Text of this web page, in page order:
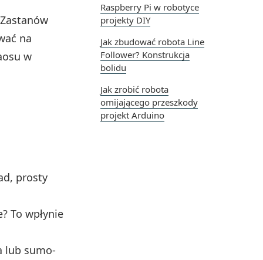
Raspberry Pi w robotyce
projekty DIY
Jak zbudować robota Line
Follower? Konstrukcja
bolidu
Jak zrobić robota
omijającego przeszkody
projekt Arduino
na
w
prosty
To wpłynie
lub sumo-